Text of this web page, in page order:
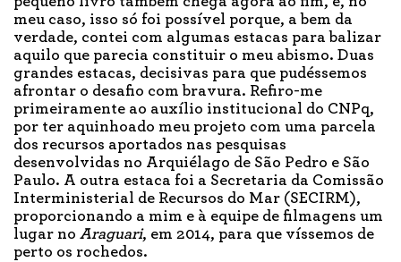
meu caso, isso só foi possível porque, a bem da
verdade, contei com algumas estacas para balizar
aquilo que parecia constituir o meu abismo. Duas
grandes estacas, decisivas para que pudéssemos
afrontar o desafio com bravura. Refiro-me
primeiramente ao auxílio institucional do CNPq,
por ter aquinhoado meu projeto com uma parcela
dos recursos aportados nas pesquisas
desenvolvidas no Arquiélago de São Pedro e São
Paulo. A outra estaca foi a Secretaria da Comissão
Interministerial de Recursos do Mar (SECIRM),
proporcionando a mim e à equipe de filmagens um
lugar no Araguari, em 2014, para que víssemos de
perto os rochedos.